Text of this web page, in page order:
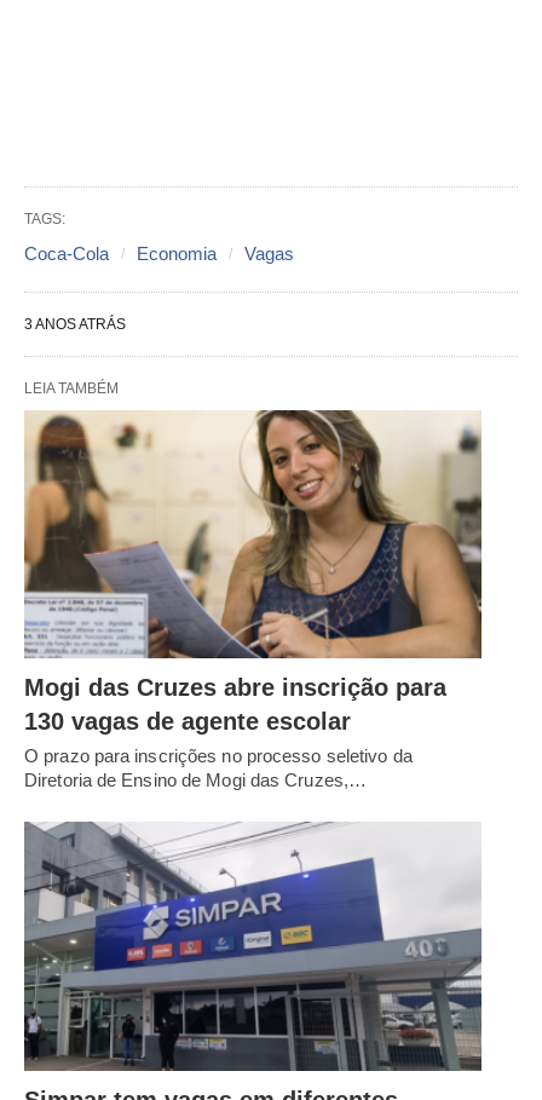
TAGS:
Coca-Cola Economia Vagas
3 ANOS ATRÁS
LEIA TAMBÉM
Mogi das Cruzes abre inscrição para
130 vagas de agente escolar
O prazo para inscrições no processo seletivo da
Diretoria de Ensino de Mogi das Cruzes,…